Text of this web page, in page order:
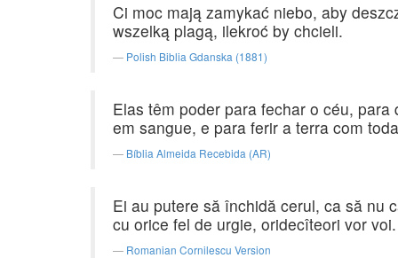
Ci moc mają zamykać niebo, aby
wszelką plagą, ilekroć by chcieli.
Polish Biblia Gdanska (1881)
Elas têm poder para fechar o céu,
em sangue, e para ferir a terra com
Bíblia Almeida Recebida (AR)
Ei au putere să închidă cerul, ca să nu
cu orice fel de urgie, oridecîteori vor voi.
Romanian Cornilescu Version